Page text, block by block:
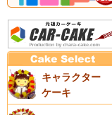
キャラクター
ケーキ